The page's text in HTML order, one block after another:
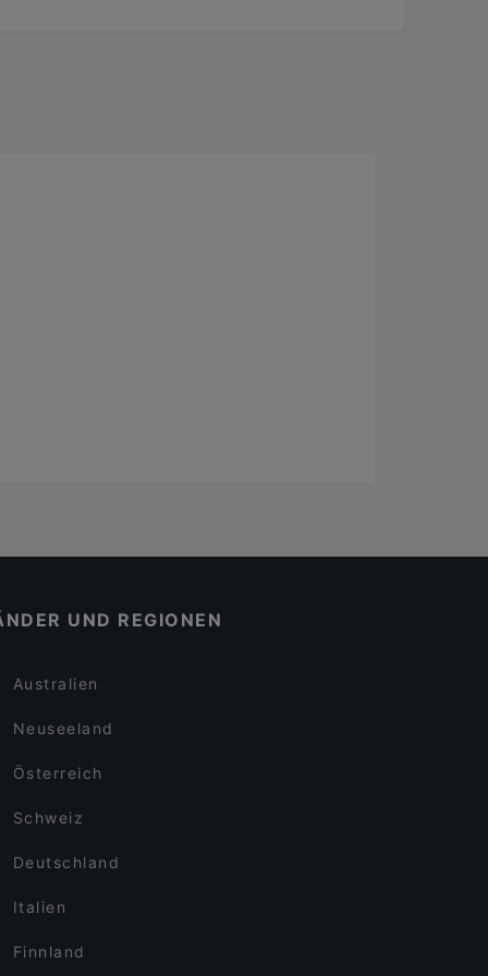
UND REGIONEN
Australien
Neuseeland
Österreich
Schweiz
Deutschland
Italien
Finnland